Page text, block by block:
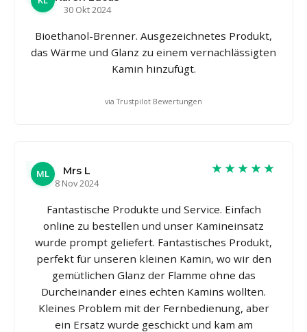
30 Okt 2024
Bioethanol-Brenner. Ausgezeichnetes Produkt,
das Wärme und Glanz zu einem vernachlässigten
Kamin hinzufügt.
via Trustpilot Bewertungen
ML
Mrs L
8 Nov 2024
★★★★★
Fantastische Produkte und Service. Einfach
online zu bestellen und unser Kamineinsatz
wurde prompt geliefert. Fantastisches Produkt,
perfekt für unseren kleinen Kamin, wo wir den
gemütlichen Glanz der Flamme ohne das
Durcheinander eines echten Kamins wollten.
Kleines Problem mit der Fernbedienung, aber
ein Ersatz wurde geschickt und kam am